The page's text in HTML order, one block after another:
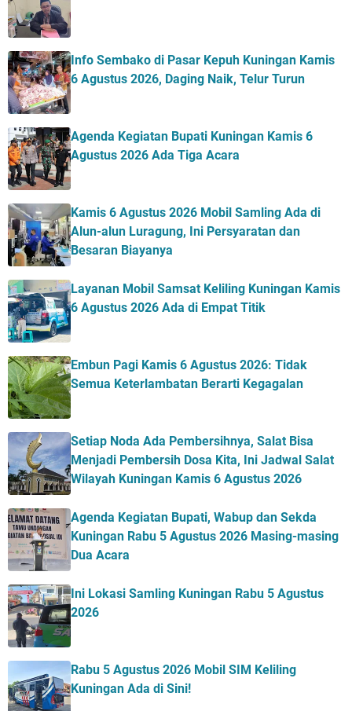
Info Sembako di Pasar Kepuh Kuningan Kamis
6 Agustus 2026, Daging Naik, Telur Turun
Agenda Kegiatan Bupati Kuningan Kamis 6
Agustus 2026 Ada Tiga Acara
Kamis 6 Agustus 2026 Mobil Samling Ada di
Alun-alun Luragung, Ini Persyaratan dan
Besaran Biayanya
Layanan Mobil Samsat Keliling Kuningan Kamis
6 Agustus 2026 Ada di Empat Titik
Embun Pagi Kamis 6 Agustus 2026: Tidak
Semua Keterlambatan Berarti Kegagalan
Setiap Noda Ada Pembersihnya, Salat Bisa
Menjadi Pembersih Dosa Kita, Ini Jadwal Salat
Wilayah Kuningan Kamis 6 Agustus 2026
Agenda Kegiatan Bupati, Wabup dan Sekda
Kuningan Rabu 5 Agustus 2026 Masing-masing
Dua Acara
Ini Lokasi Samling Kuningan Rabu 5 Agustus
2026
Rabu 5 Agustus 2026 Mobil SIM Keliling
Kuningan Ada di Sini!